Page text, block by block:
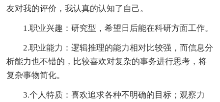
友对我的评价，我认真的认知了自己。
1.职业兴趣：研究型，希望日后能在科研方面工作。
2.职业能力：逻辑推理的能力相对比较强，而信息分
析能力也不错的，比较喜欢对复杂的事务进行思考，将
复杂事物简化。
3.个人特质：喜欢追求各种不明确的目标；观察力